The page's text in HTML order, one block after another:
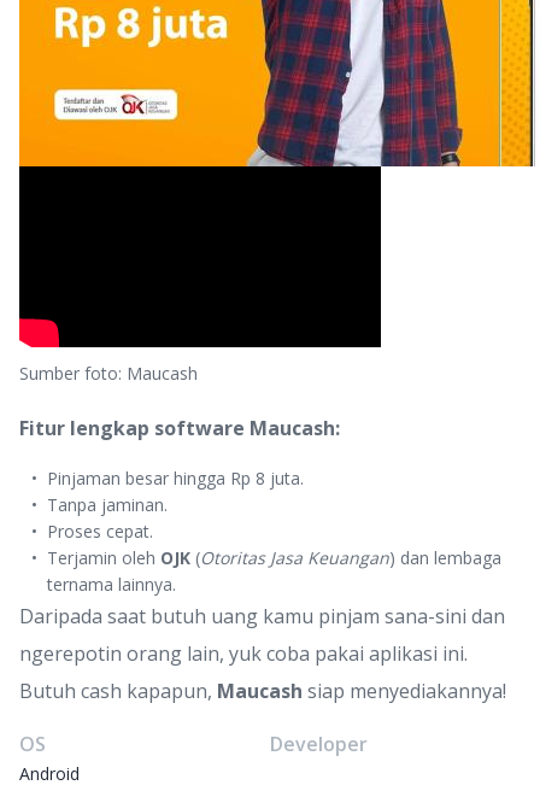
Sumber foto: Maucash
Fitur lengkap software Maucash:
Pinjaman besar hingga Rp 8 juta.
Tanpa jaminan.
Proses cepat.
Terjamin oleh OJK (Otoritas Jasa Keuangan) dan lembaga
ternama lainnya.
Daripada saat butuh uang kamu pinjam sana-sini dan
ngerepotin orang lain, yuk coba pakai aplikasi ini.
Butuh cash kapapun, Maucash siap menyediakannya!
OS
Android
Developer